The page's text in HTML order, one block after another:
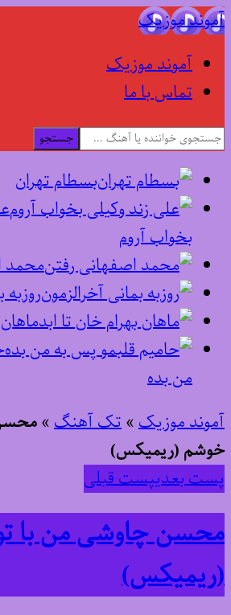
آموند موزیک
آموند موزیک
تماس با ما
جستجو
بسطام تهران
بخواب آروم
محمد
روزبه
من بده
آموند موزیک»تک آهنگ»
خوشم (ریمیکس)
پست بعدیپست قبلی
محسن چاوشی من با
(ریمیکس)